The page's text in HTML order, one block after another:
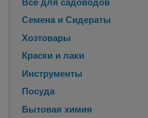
Семена и Сидераты
Хозтовары
Краски и лаки
Инструменты
Посуда
Бытовая химия